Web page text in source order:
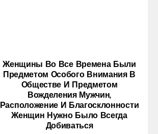
Женщины Во Все Времена Были
Предметом Особого Внимания В
Обществе И Предметом
Вожделения Мужчин,
Расположение И Благосклонности
Женщин Нужно Было Всегда
Добиваться